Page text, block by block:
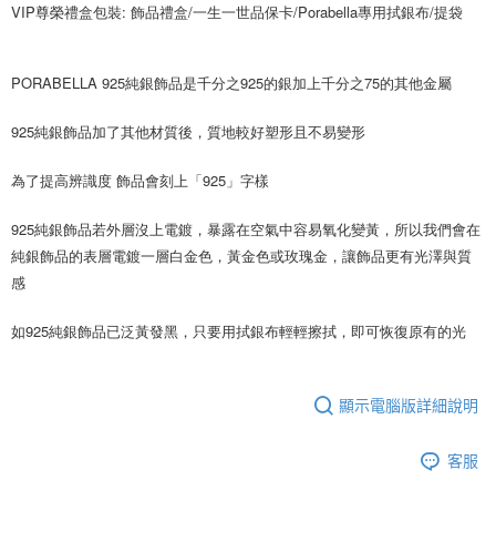
任。
５．嚴禁一人註冊多個帳號或使用他人資訊註冊。若發現惡意使用之情形，
VIP尊榮禮盒包裝: 飾品禮盒/一生一世品保卡/Porabella專用拭銀布/提袋
PORABELLA 925純銀飾品是千分之925的銀加上千分之75的其他金屬
925純銀飾品加了其他材質後，質地較好塑形且不易變形
為了提高辨識度 飾品會刻上「925」字樣
925純銀飾品若外層沒上電鍍，暴露在空氣中容易氧化變黃，所以我們會在
純銀飾品的表層電鍍一層白金色，黃金色或玫瑰金，讓飾品更有光澤與質
感
如925純銀飾品已泛黃發黑，只要用拭銀布輕輕擦拭，即可恢復原有的光
顯示電腦版詳細說明
客服